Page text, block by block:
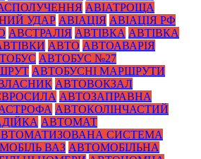
АВІАТРОЩА
УДАР АВІАЦІЯ АВІАЦІЯ РФ
АВСТРАЛІЯ АВТІВКА АВТІВКА
АВТО АВТОАВАРІЯ
АВТОБУС №27
АВТОБУСНІ МАРШРУТИ
АВТОВОКЗАЛ
АВТОЗАПРАВНА
АВТОКОЛІНЧАСТИЙ
АВТОМАТ
СИСТЕМА
ВАЗ АВТОМОБІЛЬНА